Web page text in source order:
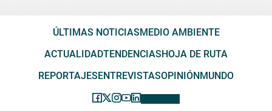
ÚLTIMAS NOTICIASMEDIO AMBIENTE
ACTUALIDADTENDENCIASHOJA DE RUTA
REPORTAJESENTREVISTASOPINIÓNMUNDO